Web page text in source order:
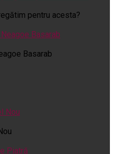
pentru acesta?
Basarab